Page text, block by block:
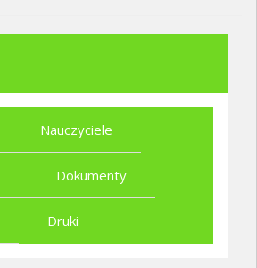
Nauczyciele
Dokumenty
Druki